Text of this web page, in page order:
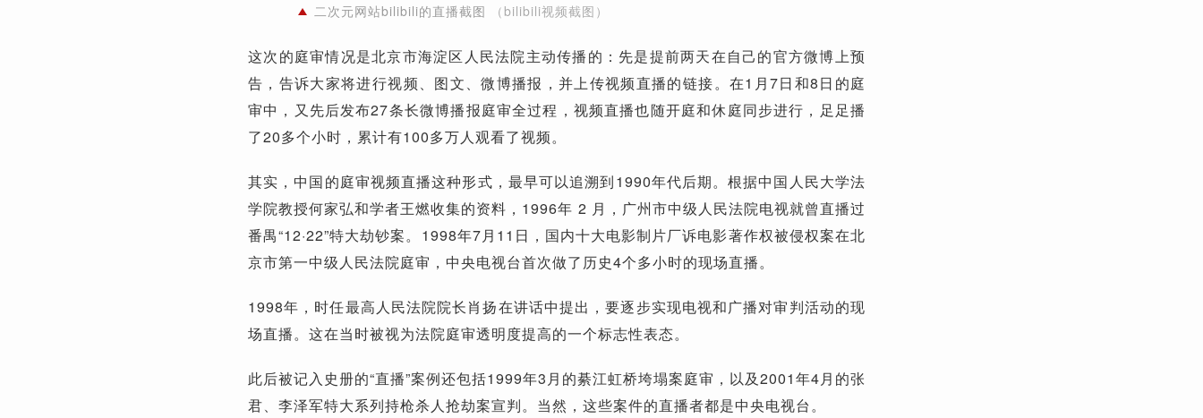
二次元网站bilibili的直播截图 （bilibili视频截图）
这次的庭审情况是北京市海淀区人民法院主动传播的：先是提前两天在自己的官方微博上预
告，告诉大家将进行视频、图文、微博播报，并上传视频直播的链接。在1月7日和8日的庭
审中，又先后发布27条长微博播报庭审全过程，视频直播也随开庭和休庭同步进行，足足播
了20多个小时，累计有100多万人观看了视频。
其实，中国的庭审视频直播这种形式，最早可以追溯到1990年代后期。根据中国人民大学法
学院教授何家弘和学者王燃收集的资料，1996年 2 月，广州市中级人民法院电视就曾直播过
番禺“12·22”特大劫钞案。1998年7月11日，国内十大电影制片厂诉电影著作权被侵权案在北
京市第一中级人民法院庭审，中央电视台首次做了历史4个多小时的现场直播。
1998年，时任最高人民法院院长肖扬在讲话中提出，要逐步实现电视和广播对审判活动的现
场直播。这在当时被视为法院庭审透明度提高的一个标志性表态。
此后被记入史册的“直播”案例还包括1999年3月的綦江虹桥垮塌案庭审，以及2001年4月的张
君、李泽军特大系列持枪杀人抢劫案宣判。当然，这些案件的直播者都是中央电视台。